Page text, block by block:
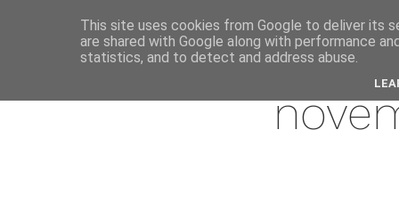
This site uses cookies from Google to deliver its
are shared with Google along with performance
statistics, and to detect and address abuse.